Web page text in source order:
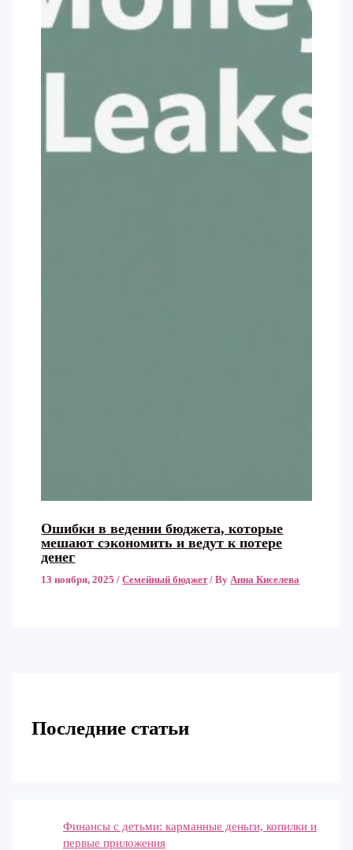
Ошибки в ведении бюджета, которые
мешают сэкономить и ведут к потере
денег
13 ноября, 2025/Семейный бюджет/ By Анна Киселева
Последние статьи
Финансы с детьми: карманные деньги, копилки и
первые приложения